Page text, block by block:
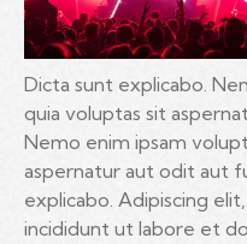
Dicta sunt explicabo.
quia voluptas sit
Nemo enim ipsam
aspernatur aut odit aut
explicabo. Adipiscing
incididunt ut labore et